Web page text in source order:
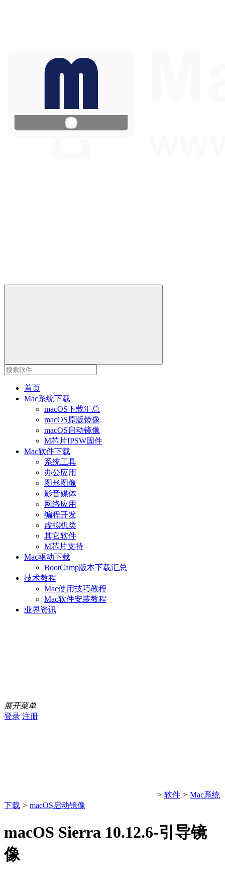
首页
Mac系统下载
macOS下载汇总
macOS原版镜像
macOS启动镜像
M芯片IPSW固件
Mac软件下载
系统工具
办公应用
图形图像
影音媒体
网络应用
编程开发
虚拟机类
其它软件
M芯片支持
Mac驱动下载
BootCamp版本下载汇总
技术教程
Mac使用技巧教程
Mac软件安装教程
业界资讯
展开菜单
登录 注册
> 软件 > Mac系统
下载 > macOS启动镜像
macOS Sierra 10.12.6-引导镜
像